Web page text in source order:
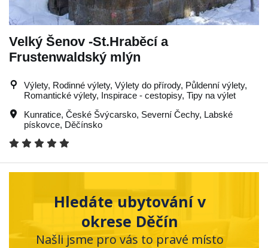
Velký Šenov -St.Hraběcí a
Frustenwaldský mlýn
Výlety, Rodinné výlety, Výlety do přírody, Půldenní výlety,
Romantické výlety, Inspirace - cestopisy, Tipy na výlet
Kunratice, České Švýcarsko, Severní Čechy, Labské
pískovce, Děčínsko
Hledáte ubytování v
okrese Děčín
Našli jsme pro vás to pravé místo